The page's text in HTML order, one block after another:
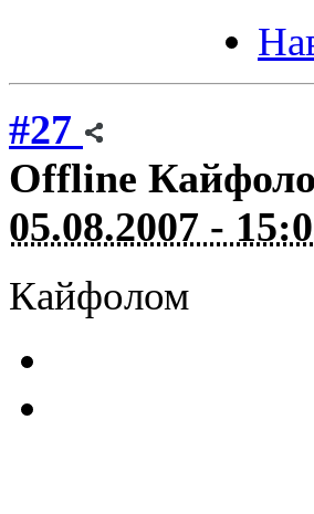
#27
Offline
05.08.2007 -
Кайфолом